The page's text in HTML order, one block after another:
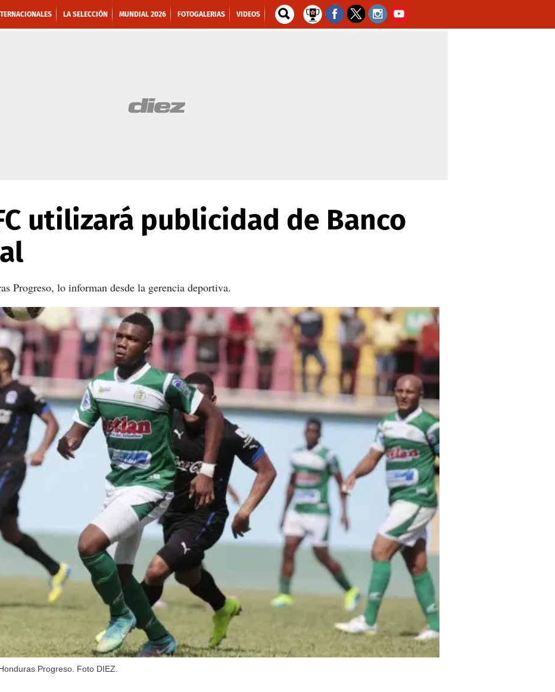
LA SELECCIÓN MUNDIAL 2026 FOTOGALERIAS VIDEOS
utilizará publicidad de Banco
Progreso, lo informan desde la gerencia deportiva.
Progreso. Foto DIEZ.